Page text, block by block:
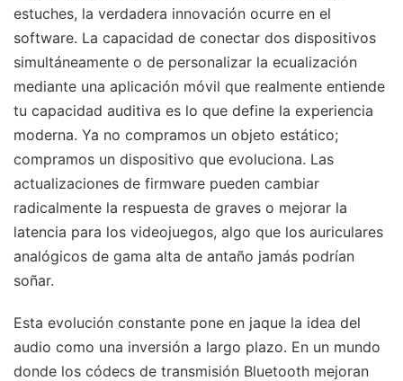
estuches, la verdadera innovación ocurre en el
software. La capacidad de conectar dos dispositivos
simultáneamente o de personalizar la ecualización
mediante una aplicación móvil que realmente entiende
tu capacidad auditiva es lo que define la experiencia
moderna. Ya no compramos un objeto estático;
compramos un dispositivo que evoluciona. Las
actualizaciones de firmware pueden cambiar
radicalmente la respuesta de graves o mejorar la
latencia para los videojuegos, algo que los auriculares
analógicos de gama alta de antaño jamás podrían
soñar.
Esta evolución constante pone en jaque la idea del
audio como una inversión a largo plazo. En un mundo
donde los códecs de transmisión Bluetooth mejoran